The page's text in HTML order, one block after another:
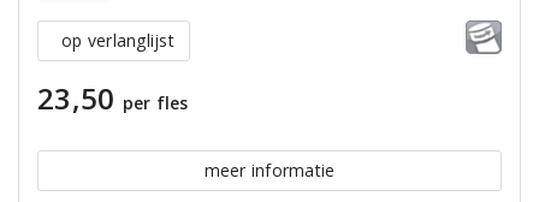
op verlanglijst
23,50 per fles
meer informatie